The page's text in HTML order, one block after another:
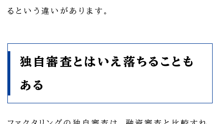
るという違いがあります。
独自審査とはいえ落ちることも
ある